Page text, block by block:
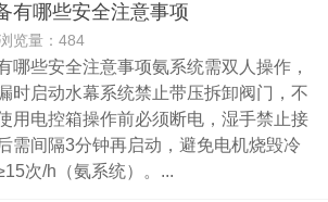
有哪些安全注意事项
览量：484
哪些安全注意事项氨系统需双人操作，
时启动水幕系统禁止带压拆卸阀门，不
用电控箱操作前必须断电，湿手禁止接
需间隔3分钟再启动，避免电机烧毁冷
次/h（氨系统）。...